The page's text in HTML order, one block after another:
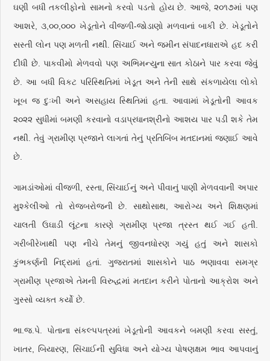
ઘણી બધી તકલીફોનો સામનો કરવો પડતો હોય છે. આજે, ૨૦૧૭માં પણ
આશરે, ૩,૦૦,૦૦૦ ખેડૂતોને વીજળી-જોડાણો મળવાનાં બાકી છે. ખેડૂતોને
સસ્તી લોન પણ મળતી નથી. સિંચાઈ અને જમીન સંપાદનધારાએ હદ કરી
દીધી છે. પાકવીમો મેળવવો પણ અભિમન્યુના સાત કોઠાને પાર કરવા જેવું
છે. આ બધી વિકટ પરિસ્થિતિમાં ખેડૂત અને તેની સાથે સંકળાયેલા લોકો
ખૂબ જ દુઃખી અને અસહાય સ્થિતિમાં હતા. આવામાં ખેડૂતોની આવક
૨૦૨૨ સુધીમાં બમણી કરવાનો વડાપ્રધાનશ્રીનો આશય પાર પડી શકે તેમ
નથી. તેવું ગ્રામીણ પ્રજાને લાગતાં તેનું પ્રતિબિંબ મતદાનમાં જણાઈ આવે
છે.
ગામડાંઓમાં વીજળી, રસ્તા, સિંચાઈનું અને પીવાનું પાણી મેળવવાની અપાર
મુશ્કેલીઓ તો રોજબરોજની છે. સાથોસાથ, આરોગ્ય અને શિક્ષણમાં
ચાલતી ઉઘાડી લૂંટના કારણે ગ્રામીણ પ્રજા ત્રસ્ત થઈ ગઈ હતી.
ગરીબીરેખાથી પણ નીચે તેમનું જીવનધોરણ ગયું હતું અને શાસકો
કુંભકર્ણની નિદ્રામાં હતાં. ગુજરાતમાં શાસકોને પાઠ ભણાવવા સમગ્ર
ગ્રામીણ પ્રજાએ તેમની વિરુદ્ધમાં મતદાન કરીને પોતાનો આક્રોશ અને
ગુસ્સો વ્યક્ત કર્યો છે.
ભા.જ.પે. પોતાના સંકલ્પપત્રમાં ખેડૂતોની આવકને બમણી કરવા સસ્તું,
ખાતર, બિયારણ, સિંચાઈની સુવિધા અને યોગ્ય પોષણક્ષમ ભાવ આપવાનું